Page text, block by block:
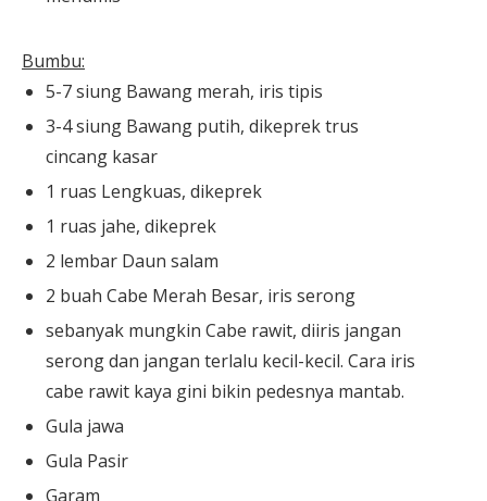
Bumbu:
5-7 siung Bawang merah, iris tipis
3-4 siung Bawang putih, dikeprek trus
cincang kasar
1 ruas Lengkuas, dikeprek
1 ruas jahe, dikeprek
2 lembar Daun salam
2 buah Cabe Merah Besar, iris serong
sebanyak mungkin Cabe rawit, diiris jangan
serong dan jangan terlalu kecil-kecil. Cara iris
cabe rawit kaya gini bikin pedesnya mantab.
Gula jawa
Gula Pasir
Garam